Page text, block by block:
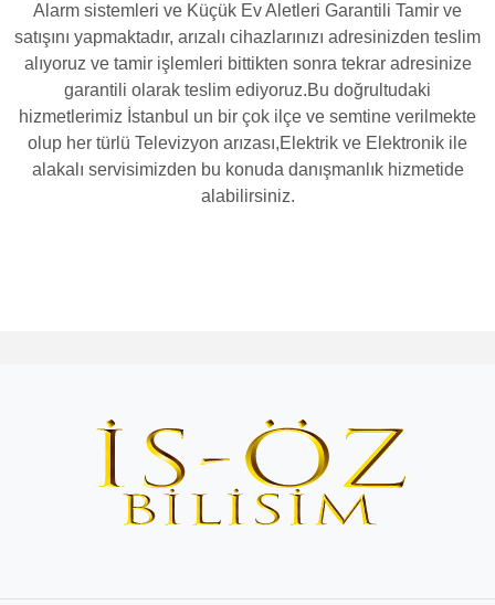
Alarm sistemleri ve Küçük Ev Aletleri Garantili Tamir ve
satışını yapmaktadır, arızalı cihazlarınızı adresinizden teslim
alıyoruz ve tamir işlemleri bittikten sonra tekrar adresinize
garantili olarak teslim ediyoruz.Bu doğrultudaki
hizmetlerimiz İstanbul un bir çok ilçe ve semtine verilmekte
olup her türlü Televizyon arızası,Elektrik ve Elektronik ile
alakalı servisimizden bu konuda danışmanlık hizmetide
alabilirsiniz.